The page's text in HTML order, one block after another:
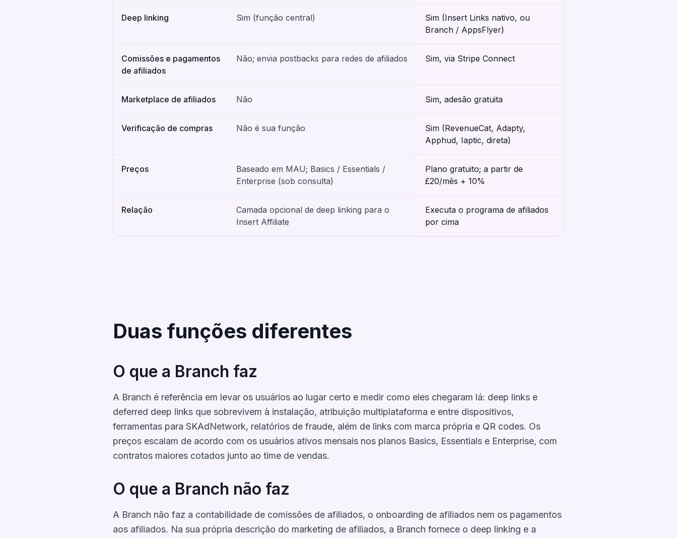
Deep linking Sim (função central)
Sim (Insert Links nativo, ou
Branch / AppsFlyer)
Comissões e pagamentos
de afiliados
Não; envia postbacks para redes de afiliados Sim, via Stripe Connect
Marketplace de afiliados Não Sim, adesão gratuita
Verificação de compras Não é sua função
Sim (RevenueCat, Adapty,
Apphud, Iaptic, direta)
Preços
Baseado em MAU; Basics / Essentials /
Enterprise (sob consulta)
Plano gratuito; a partir de
£20/mês + 10%
Relação
Camada opcional de deep linking para o
Insert Affiliate
Executa o programa de afiliados
por cima
Duas funções diferentes
O que a Branch faz
A Branch é referência em levar os usuários ao lugar certo e medir como eles chegaram lá: deep links e
deferred deep links que sobrevivem à instalação, atribuição multiplataforma e entre dispositivos,
ferramentas para SKAdNetwork, relatórios de fraude, além de links com marca própria e QR codes. Os
preços escalam de acordo com os usuários ativos mensais nos planos Basics, Essentials e Enterprise, com
contratos maiores cotados junto ao time de vendas.
O que a Branch não faz
A Branch não faz a contabilidade de comissões de afiliados, o onboarding de afiliados nem os pagamentos
aos afiliados. Na sua própria descrição do marketing de afiliados, a Branch fornece o deep linking e a